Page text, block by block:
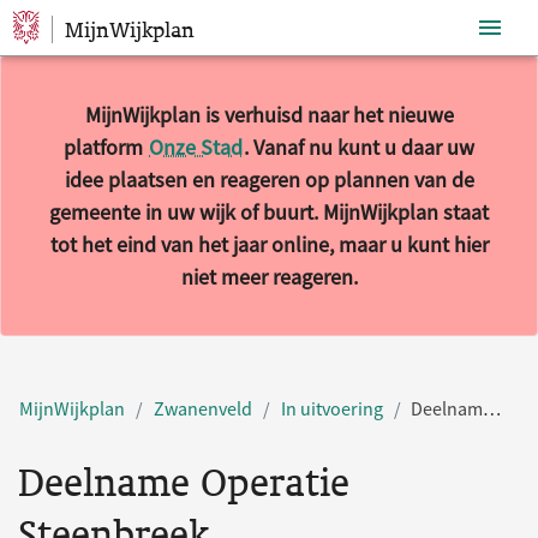
Sla navigatie over
MijnWijkplan
MijnWijkplan is verhuisd naar het nieuwe
platform Onze Stad. Vanaf nu kunt u daar uw
idee plaatsen en reageren op plannen van de
gemeente in uw wijk of buurt. MijnWijkplan staat
tot het eind van het jaar online, maar u kunt hier
niet meer reageren.
MijnWijkplan Zwanenveld In uitvoering Deelname Operatie Steenbreek
Deelname Operatie